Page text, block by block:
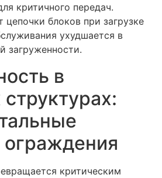
критичного передач.
цепочки блоков при загрузке
ухудшается в
загруженности.
в
критическим